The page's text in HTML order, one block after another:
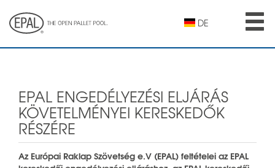
main
DE
EPAL ENGEDÉLYEZÉSI ELJÁRÁS
KÖVETELMÉNYEI KERESKEDŐK
RÉSZÉRE
Az Európai Raklap Szövetség e.V (EPAL) feltételei az EPAL